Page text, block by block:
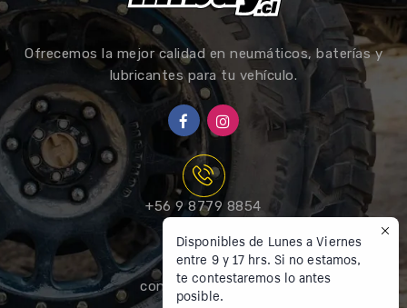
Ofrecemos la mejor calidad en neumáticos, baterías y
lubricantes para tu vehículo.
+56 9 8779 8854
contacto@mibuy.cl
Disponibles de Lunes a Viernes
entre 9 y 17 hrs. Si no estamos,
te contestaremos lo antes
posible.